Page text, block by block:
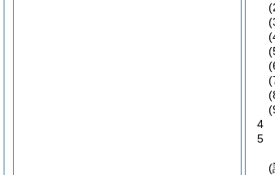
4
5
(